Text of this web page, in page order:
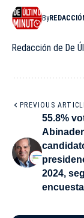
By
Redacción de De
PREVIOUS
55.8%
2024,
encuesta